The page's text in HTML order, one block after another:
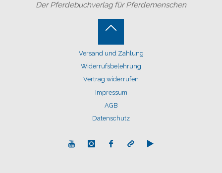
Der Pferdebuchverlag für Pferdemenschen
Versand und Zahlung
Widerrufsbelehrung
Vertrag widerrufen
Impressum
AGB
Datenschutz
Back
to
Top